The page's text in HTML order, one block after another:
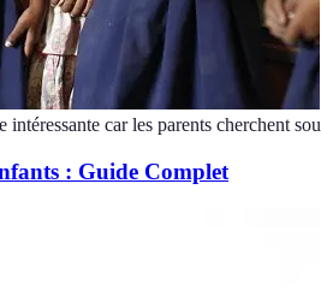
car les parents cherchent
: Guide Complet